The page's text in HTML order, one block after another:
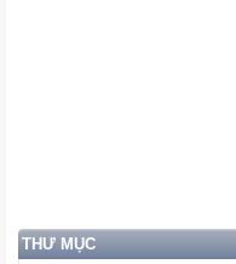
THƯ MỤC